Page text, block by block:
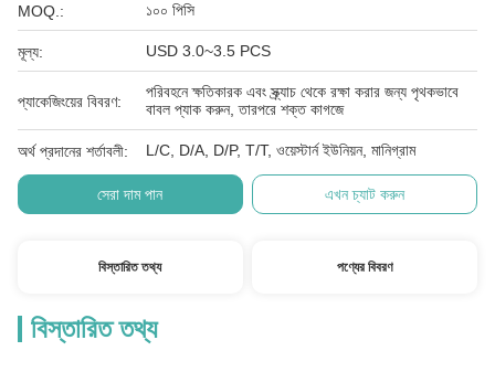
MOQ.: ১০০ পিসি
মূল্য: USD 3.0~3.5 PCS
প্যাকেজিংয়ের বিবরণ:
পরিবহনে ক্ষতিকারক এবং স্ক্র্যাচ থেকে রক্ষা করার জন্য পৃথকভাবে
বাবল প্যাক করুন, তারপরে শক্ত কাগজে
অর্থ প্রদানের শর্তাবলী: L/C, D/A, D/P, T/T, ওয়েস্টার্ন ইউনিয়ন, মানিগ্রাম
সেরা দাম পান এখন চ্যাট করুন
বিস্তারিত তথ্য পণ্যের বিবরণ
বিস্তারিত তথ্য